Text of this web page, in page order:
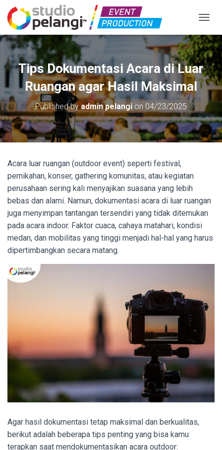
Tips Dokumentasi Acara di Luar
Ruangan agar Hasil Maksimal
Published byadmin pelangi on04/23/2025
Acara luar ruangan (outdoor event) seperti festival,
pernikahan, konser, gathering komunitas, atau kegiatan
perusahaan sering kali menyajikan suasana yang lebih
bebas dan alami. Namun, dokumentasi acara di luar ruangan
juga menyimpan tantangan tersendiri yang tidak ditemukan
pada acara indoor. Faktor cuaca, cahaya matahari, kondisi
medan, dan mobilitas yang tinggi menjadi hal-hal yang harus
dipertimbangkan secara matang.
Agar hasil dokumentasi tetap maksimal dan berkualitas,
berikut adalah beberapa tips penting yang bisa kamu
terapkan saat mendokumentasikan acara outdoor: